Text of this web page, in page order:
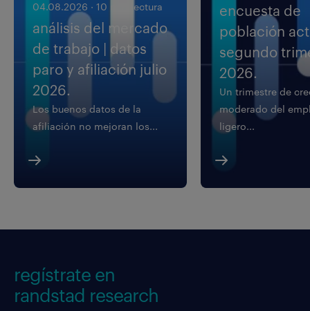
04.08.2026 · 10 min lectura
análisis del mercado
de trabajo | datos
paro y afiliación julio
2026.
Los buenos datos de la
afiliación no mejoran los...
encuesta de
población
segundo
2026.
Un trimestre de
moderado del
ligero...
regístrate en
randstad research